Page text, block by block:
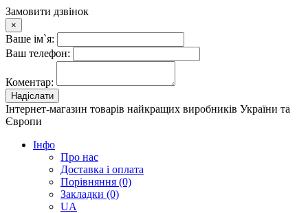
Замовити дзвінок
×
Ваше ім`я:
Ваш телефон:
Коментар:
Надіслати
Інтернет-магазин товарів найкращих виробників України та
Європи
Iнфо
Про нас
Доставка і оплата
Порівняння (0)
Закладки (0)
UA